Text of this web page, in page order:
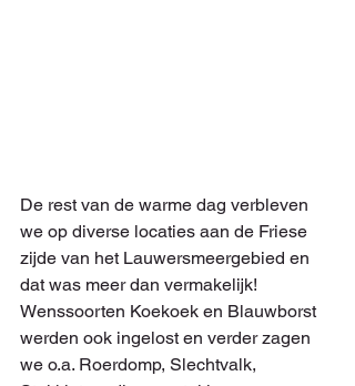
De rest van de warme dag verbleven
we op diverse locaties aan de Friese
zijde van het Lauwersmeergebied en
dat was meer dan vermakelijk!
Wenssoorten Koekoek en Blauwborst
werden ook ingelost en verder zagen
we o.a. Roerdomp, Slechtvalk,